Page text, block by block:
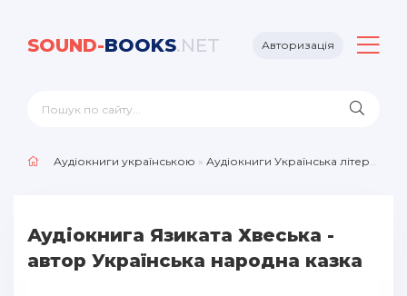
SOUND-BOOKS.NET Авторизація
Аудіокниги українською » Аудіокниги Українська література
Аудіокнига Язиката Хвеська -
автор Українська народна казка